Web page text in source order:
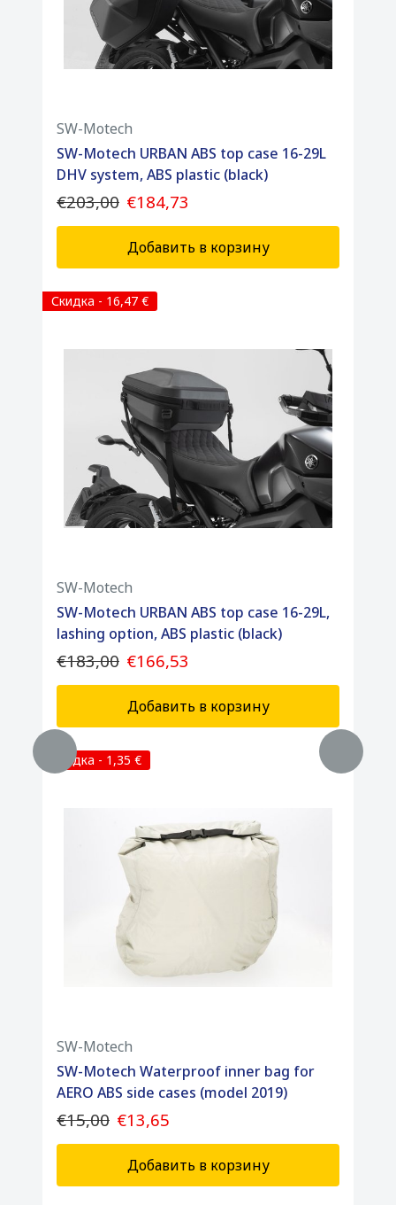
Размер: 52 х 22 х 39 см, Объем: 25 л, цвет:
черный.
В комплект поставки входят: 2 боковых
кофра AERO ABS, 2 водонепроницаемых
SW-Motech
SW-Motech URBAN ABS top case 16-29L
DHV system, ABS plastic (black)
€203,00 €184,73
Добавить в корзину
Скидка - 16,47 €
SW-Motech
SW-Motech URBAN ABS top case 16-29L,
lashing option, ABS plastic (black)
€183,00 €166,53
Добавить в корзину
Скидка - 1,35 €
SW-Motech
SW-Motech Waterproof inner bag for
AERO ABS side cases (model 2019)
€15,00 €13,65
Добавить в корзину